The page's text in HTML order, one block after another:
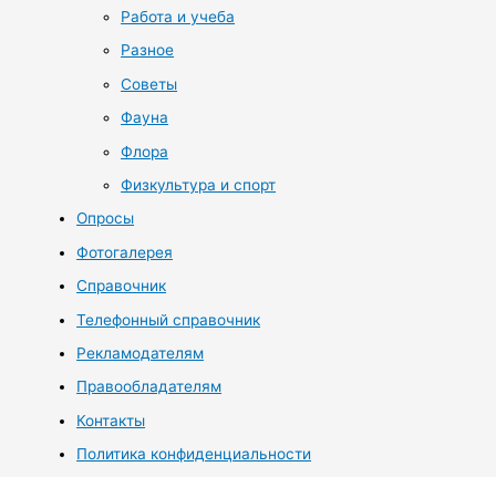
Работа и учеба
Разное
Советы
Фауна
Флора
Физкультура и спорт
Опросы
Фотогалерея
Справочник
Телефонный справочник
Рекламодателям
Правообладателям
Контакты
Политика конфиденциальности